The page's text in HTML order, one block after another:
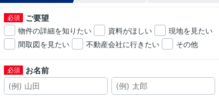
ご要望
物件の詳細を知りたい 資料がほしい
現地を見たい
間取図を見たい
不動産会社に行きたい その他
お名前